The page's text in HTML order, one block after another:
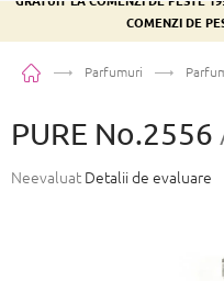
COMENZI DE
Acasă Parfumuri
PURE No.2556
Evaluarea
Neevaluat Detalii de evaluare